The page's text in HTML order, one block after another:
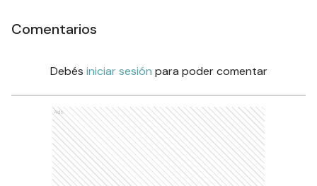
Comentarios
Debés iniciar sesión para poder comentar
Ads